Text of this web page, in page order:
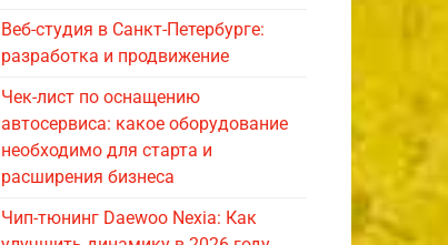
Веб-студия в Санкт-Петербурге:
разработка и продвижение
Чек-лист по оснащению
автосервиса: какое оборудование
необходимо для старта и
расширения бизнеса
Чип-тюнинг Daewoo Nexia: Как